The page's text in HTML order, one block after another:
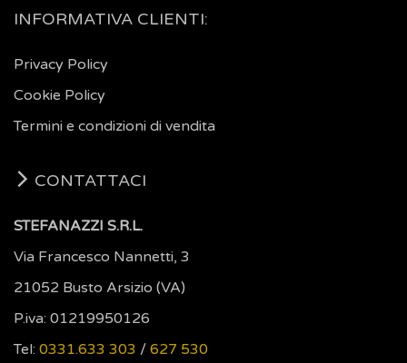
INFORMATIVA CLIENTI:
Privacy Policy
Cookie Policy
Termini e condizioni di vendita
CONTATTACI
STEFANAZZI S.R.L.
Via Francesco Nannetti, 3
21052 Busto Arsizio (VA)
P.iva: 01219950126
Tel: 0331.633 303 / 627 530